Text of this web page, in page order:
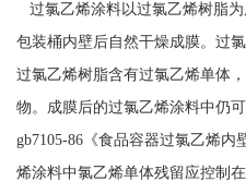
过氯乙烯涂料以过氯乙烯树脂
包装桶内壁后自然干燥成膜。过
过氯乙烯树脂含有过氯乙烯单体
物。成膜后的过氯乙烯涂料中仍
gb7105-86 《食品容器过氯乙烯
烯涂料中氯乙烯单体残留应控制在